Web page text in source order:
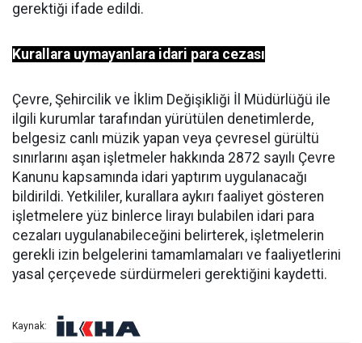
gerektiği ifade edildi.
Kurallara uymayanlara idari para cezası
Çevre, Şehircilik ve İklim Değişikliği İl Müdürlüğü ile
ilgili kurumlar tarafından yürütülen denetimlerde,
belgesiz canlı müzik yapan veya çevresel gürültü
sınırlarını aşan işletmeler hakkında 2872 sayılı Çevre
Kanunu kapsamında idari yaptırım uygulanacağı
bildirildi. Yetkililer, kurallara aykırı faaliyet gösteren
işletmelere yüz binlerce lirayı bulabilen idari para
cezaları uygulanabileceğini belirterek, işletmelerin
gerekli izin belgelerini tamamlamaları ve faaliyetlerini
yasal çerçevede sürdürmeleri gerektiğini kaydetti.
Kaynak: